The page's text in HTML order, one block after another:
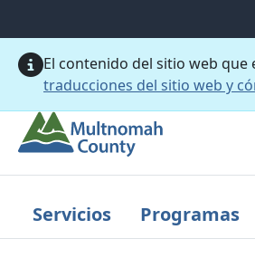
El contenido del sitio web
traducciones del sitio web y
Servicios Programas